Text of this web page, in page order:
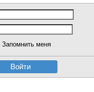
Запомнить меня
Войти